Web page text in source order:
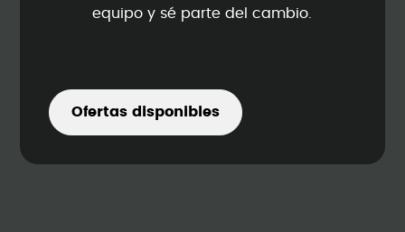
equipo y sé parte del cambio.
Ofertas disponibles